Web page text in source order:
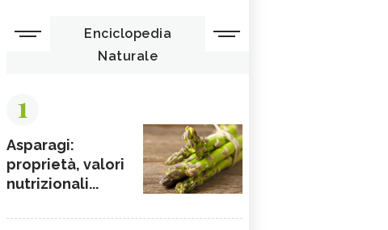
Enciclopedia
Naturale
1
Asparagi:
proprietà, valori
nutrizionali...